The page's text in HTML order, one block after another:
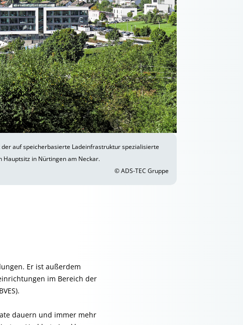
auf speicherbasierte Ladeinfrastruktur spezialisierte
Hauptsitz in Nürtingen am Neckar.
© ADS-TEC Gruppe
Er ist außerdem
im Bereich der
dauern und immer mehr